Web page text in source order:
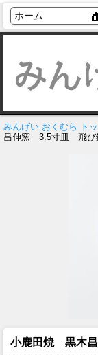
ホーム
みんげい おくむら ト
昌伸窯 3.5寸皿 飛
小鹿田焼 黒木